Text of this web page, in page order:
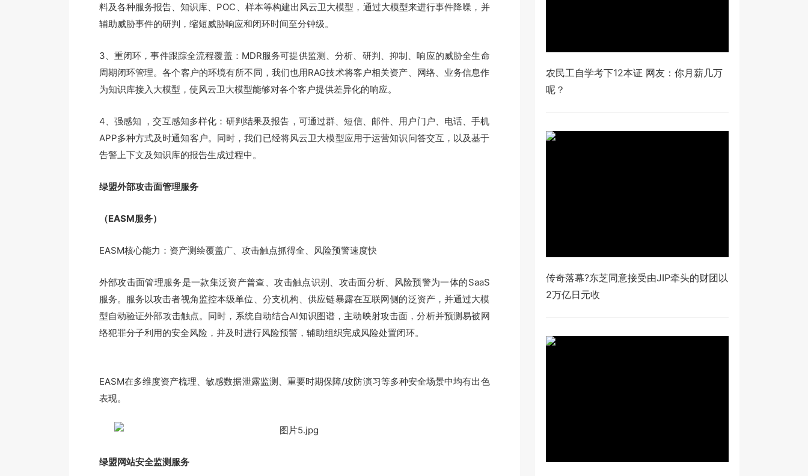
料及各种服务报告、知识库、POC、样本等构建出风云卫大模型，通过大模型来进行事件降噪，并
辅助威胁事件的研判，缩短威胁响应和闭环时间至分钟级。
3、重闭环，事件跟踪全流程覆盖：MDR服务可提供监测、分析、研判、抑制、响应的威胁全生命
周期闭环管理。各个客户的环境有所不同，我们也用RAG技术将客户相关资产、网络、业务信息作
为知识库接入大模型，使风云卫大模型能够对各个客户提供差异化的响应。
4、强感知 ，交互感知多样化：研判结果及报告，可通过群、短信、邮件、用户门户、电话、手机
APP多种方式及时通知客户。同时，我们已经将风云卫大模型应用于运营知识问答交互，以及基于
告警上下文及知识库的报告生成过程中。
绿盟外部攻击面管理服务
（EASM服务）
EASM核心能力：资产测绘覆盖广、攻击触点抓得全、风险预警速度快
外部攻击面管理服务是一款集泛资产普查、攻击触点识别、攻击面分析、风险预警为一体的SaaS
服务。服务以攻击者视角监控本级单位、分支机构、供应链暴露在互联网侧的泛资产，并通过大模
型自动验证外部攻击触点。同时，系统自动结合AI知识图谱，主动映射攻击面，分析并预测易被网
络犯罪分子利用的安全风险，并及时进行风险预警，辅助组织完成风险处置闭环。
EASM在多维度资产梳理、敏感数据泄露监测、重要时期保障/攻防演习等多种安全场景中均有出色
表现。
绿盟网站安全监测服务
农民工自学考下12本证 网友：你月薪几万
呢？
传奇落幕?东芝同意接受由JIP牵头的财团以
2万亿日元收